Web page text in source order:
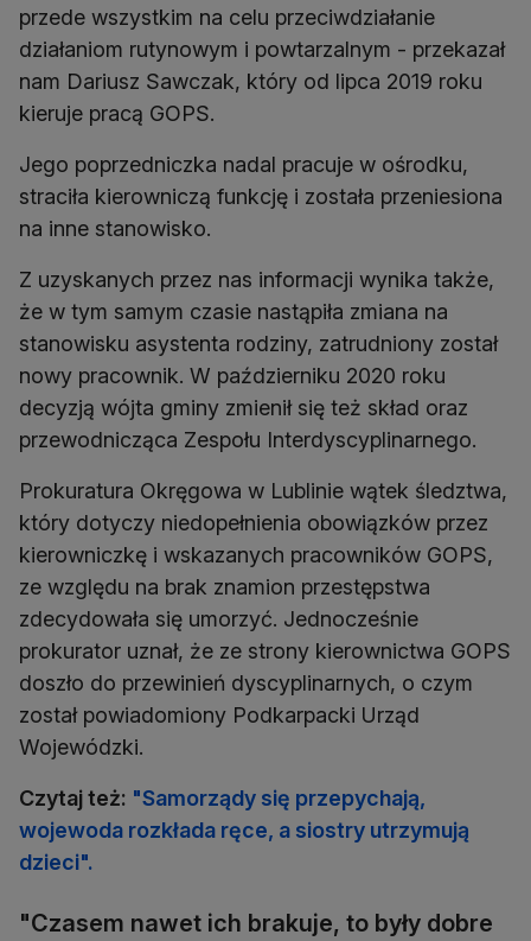
przede wszystkim na celu przeciwdziałanie
działaniom rutynowym i powtarzalnym - przekazał
nam Dariusz Sawczak, który od lipca 2019 roku
kieruje pracą GOPS.
Jego poprzedniczka nadal pracuje w ośrodku,
straciła kierowniczą funkcję i została przeniesiona
na inne stanowisko.
Z uzyskanych przez nas informacji wynika także,
że w tym samym czasie nastąpiła zmiana na
stanowisku asystenta rodziny, zatrudniony został
nowy pracownik. W październiku 2020 roku
decyzją wójta gminy zmienił się też skład oraz
przewodnicząca Zespołu Interdyscyplinarnego.
Prokuratura Okręgowa w Lublinie wątek śledztwa,
który dotyczy niedopełnienia obowiązków przez
kierowniczkę i wskazanych pracowników GOPS,
ze względu na brak znamion przestępstwa
zdecydowała się umorzyć. Jednocześnie
prokurator uznał, że ze strony kierownictwa GOPS
doszło do przewinień dyscyplinarnych, o czym
został powiadomiony Podkarpacki Urząd
Wojewódzki.
Czytaj też: "Samorządy się przepychają,
wojewoda rozkłada ręce, a siostry utrzymują
dzieci".
"Czasem nawet ich brakuje, to były dobre